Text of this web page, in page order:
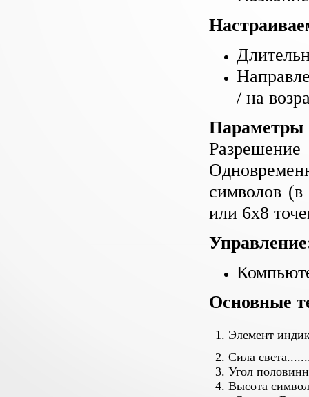
/ на
Параметры
Разрешение
символов
или 6х8
Основные
1. Элемент
2. Сила
3. Угол
4. Высота